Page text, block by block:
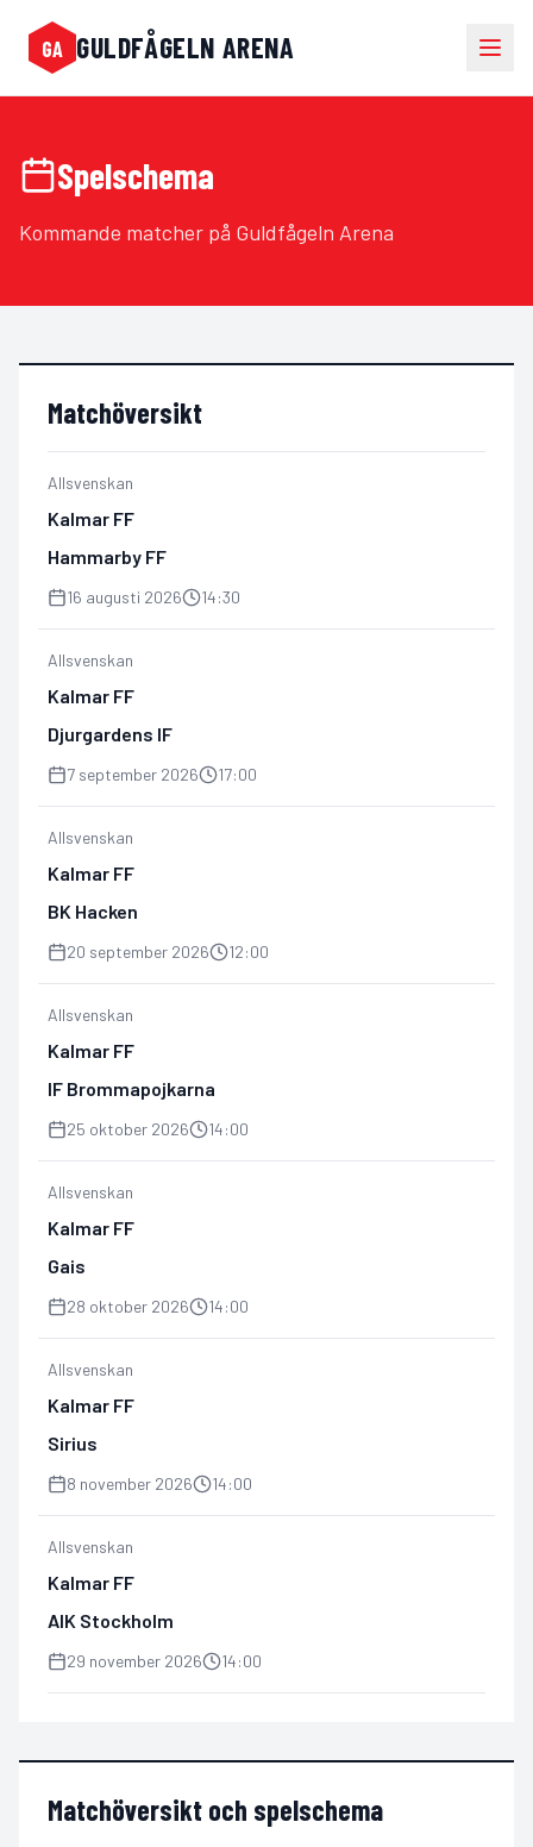
GA GULDFÅGELN ARENA
Guldfågeln Arena
Spelschema
Kommande matcher på Guldfågeln Arena
Matchöversikt
Allsvenskan
Kalmar FF
Hammarby FF
16 augusti 2026 14:30
Allsvenskan
Kalmar FF
Djurgardens IF
7 september 2026 17:00
Allsvenskan
Kalmar FF
BK Hacken
20 september 2026 12:00
Allsvenskan
Kalmar FF
IF Brommapojkarna
25 oktober 2026 14:00
Allsvenskan
Kalmar FF
Gais
28 oktober 2026 14:00
Allsvenskan
Kalmar FF
Sirius
8 november 2026 14:00
Allsvenskan
Kalmar FF
AIK Stockholm
29 november 2026 14:00
Matchöversikt och spelschema